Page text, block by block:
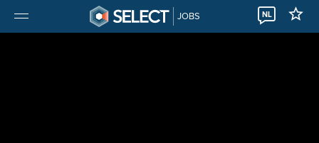
JOBS NL